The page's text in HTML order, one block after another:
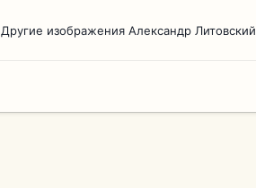
Другие изображения Александр Литовский